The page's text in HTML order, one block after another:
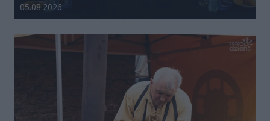
Data dodania galerii:
05.08.2026